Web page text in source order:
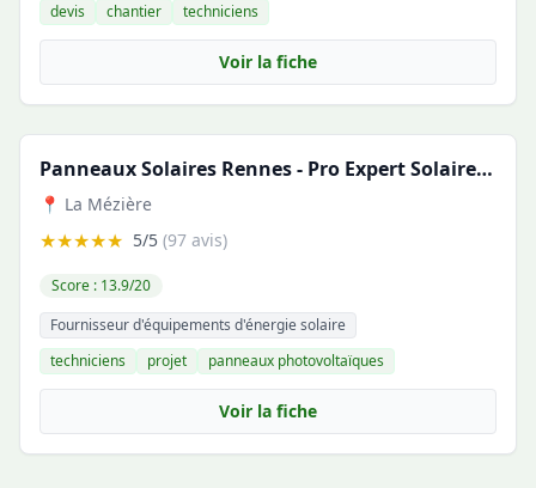
devis
chantier techniciens
Voir la fiche
Panneaux Solaires Rennes - Pro Expert Solaire - Autoconsommation Solaire - panneaux photovoltaiques
📍 La Mézière
★★★★★ 5/5 (97 avis)
Score : 13.9/20
Fournisseur d'équipements d'énergie solaire
techniciens
projet panneaux photovoltaïques
Voir la fiche